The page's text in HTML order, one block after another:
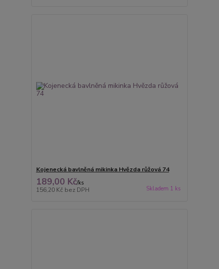
Kojenecká bavlněná mikinka Hvězda růžová 74
189,00 Kč/ks
156,20 Kč bez DPH Skladem 1 ks